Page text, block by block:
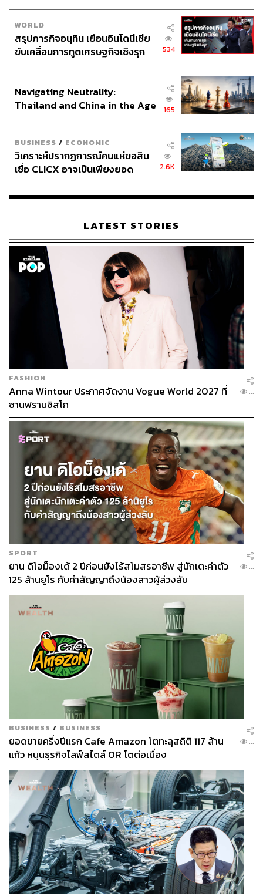
www.soompi.com/article/1348634wpp/kang-ha-neul-
explains-why-he-chose-new-rom-com-drama-as-his-
post-military-project
www.soompi.com/article/1349609wpp/kang-ha-neul-
talks-about-being-gong-hyo-jins-fan-working-with-he
r-for-upcoming-drama
www.soompi.com/article/1352382wpp/son-dam-bi-e
xplains-what-she-found-intriguing-about-her-new-ro
m-com-drama-with-kang-ha-neul-and-gong-hyo-jin
TAGS: ซีรีส์เกาหลี When the Camellia Blooms
ABOUT THE AUTHOR
พรนภัส ชำนาญค้า
พิสูจน์อักษร สำนักข่าว THE STANDARD
WORLD
สรุปภารกิจอนุทิน เยือนอินโดนีเซีย
ขับเคลื่อนการทูตเศรษฐกิจเชิงรุก
534
Navigating Neutrality:
Thailand and China in the Age
165
BUSINESS / ECONOMIC
วิเคราะห์ปรากฏการณ์คนแห่ขอสิน
เชื่อ CLICX อาจเป็นเพียงยอด
เรือนไทยที่ถูกซุกไว้
2.6K
LATEST STORIES
FASHION
Anna Wintour ประกาศจัดงาน Vogue World 2027 ที่
ซานฟรานซิสโก
...
SPORT
ยาน ดิโอม็องเด้ 2 ปีก่อนยังไร้สโมสรอาชีพ สู่นักเตะค่าตัว
125 ล้านยูโร กับคำสัญญาถึงน้องสาวผู้ล่วงลับ
...
BUSINESS / BUSINESS
ยอดขายครึ่งปีแรก Cafe Amazon โตทะลุสถิติ 117 ล้าน
แก้ว หนุนธุรกิจไลฟ์สไตล์ OR โตต่อเนื่อง
...